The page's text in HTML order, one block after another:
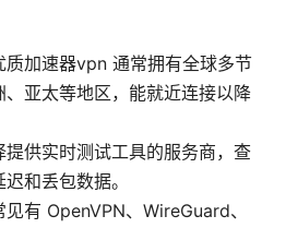
质加速器vpn 通常拥有全球多节
、亚太等地区，能就近连接以降
供实时测试工具的服务商，查
和丢包数据。
有 OpenVPN、WireGuard、